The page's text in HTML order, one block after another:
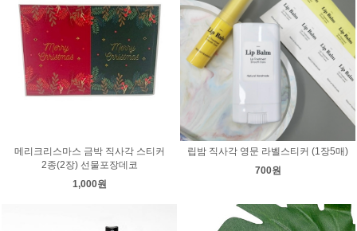
메리크리스마스 금박 직사각 스티커
2종(2장) 선물포장데코
1,000원
립밤 직사각 영문 라벨스티커 (1장5매)
700원